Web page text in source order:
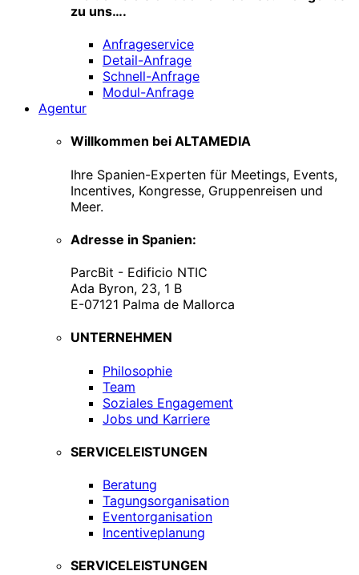
zu uns….
Anfrageservice
Detail-Anfrage
Schnell-Anfrage
Modul-Anfrage
Agentur
Willkommen bei ALTAMEDIA
Ihre Spanien-Experten für Meetings, Events,
Incentives, Kongresse, Gruppenreisen und
Meer.
Adresse in Spanien:
ParcBit - Edificio NTIC
Ada Byron, 23, 1 B
E-07121 Palma de Mallorca
UNTERNEHMEN
Philosophie
Team
Soziales Engagement
Jobs und Karriere
SERVICELEISTUNGEN
Beratung
Tagungsorganisation
Eventorganisation
Incentiveplanung
SERVICELEISTUNGEN